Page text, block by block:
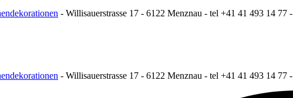
- Willisauerstrasse 17 - 6122 Menznau - tel +41 41 493 14 77 -
- Willisauerstrasse 17 - 6122 Menznau - tel +41 41 493 14 77 -